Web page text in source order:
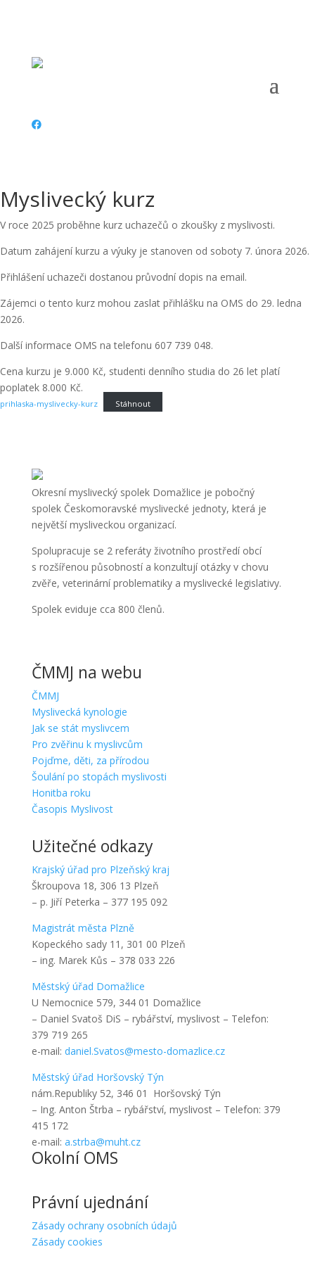
Myslivecký kurz
V roce 2025 proběhne kurz uchazečů o zkoušky z myslivosti.
Datum zahájení kurzu a výuky je stanoven od soboty 7. února 2026.
Přihlášení uchazeči dostanou průvodní dopis na email.
Zájemci o tento kurz mohou zaslat přihlášku na OMS do 29. ledna
2026.
Další informace OMS na telefonu 607 739 048.
Cena kurzu je 9.000 Kč, studenti denního studia do 26 let platí
poplatek 8.000 Kč.
prihlaska-myslivecky-kurz Stáhnout
Okresní myslivecký spolek Domažlice je pobočný
spolek Českomoravské myslivecké jednoty, která je
největší mysliveckou organizací.
Spolupracuje se 2 referáty životního prostředí obcí
s rozšířenou působností a konzultují otázky v chovu
zvěře, veterinární problematiky a myslivecké legislativy.
Spolek eviduje cca 800 členů.
ČMMJ na webu
ČMMJ
Myslivecká kynologie
Jak se stát myslivcem
Pro zvěřinu k myslivcům
Pojďme, děti, za přírodou
Šoulání po stopách myslivosti
Honitba roku
Časopis Myslivost
Užitečné odkazy
Krajský úřad pro Plzeňský kraj
Škroupova 18, 306 13 Plzeň
– p. Jiří Peterka – 377 195 092
Magistrát města Plzně
Kopeckého sady 11, 301 00 Plzeň
– ing. Marek Kůs – 378 033 226
Městský úřad Domažlice
U Nemocnice 579, 344 01 Domažlice
– Daniel Svatoš DiS – rybářství, myslivost – Telefon:
379 719 265
e-mail: daniel.Svatos@mesto-domazlice.cz
Městský úřad Horšovský Týn
nám.Republiky 52, 346 01 Horšovský Týn
– Ing. Anton Štrba – rybářství, myslivost – Telefon: 379
415 172
e-mail: a.strba@muht.cz
Okolní OMS
Právní ujednání
Zásady ochrany osobních údajů
Zásady cookies